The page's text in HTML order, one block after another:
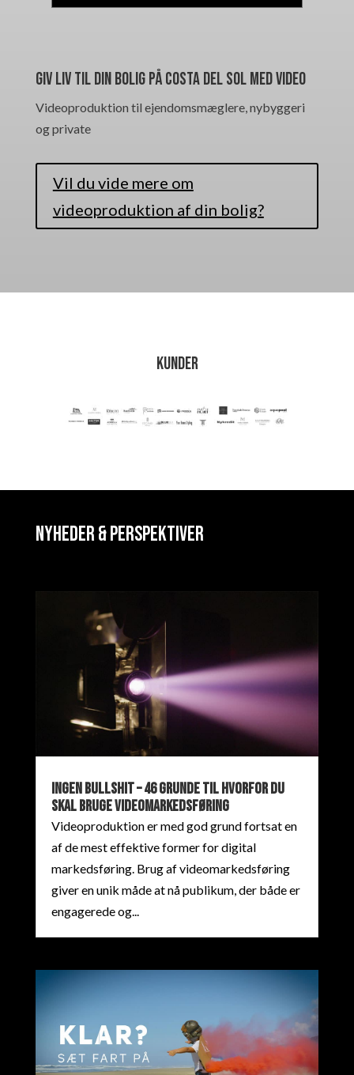
Giv liv til din bolig på Costa del Sol med video
Videoproduktion til ejendomsmæglere, nybyggeri
og private
Vil du vide mere om
videoproduktion af din bolig?
Kunder
Nyheder & perspektiver
Ingen Bullshit – 46 grunde til hvorfor du
skal bruge Videomarkedsføring
Videoproduktion er med god grund fortsat en
af ​​de mest effektive former for digital
markedsføring. Brug af videomarkedsføring
giver en unik måde at nå publikum, der både er
engagerede og...